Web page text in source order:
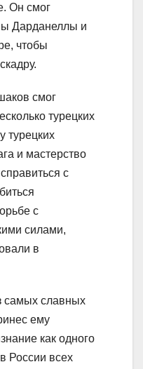
Он смог
Дарданеллы и
чтобы
смог
турецких
турецких
и мастерство
с
с
силами,
в
самых славных
ему
как одного
России всех